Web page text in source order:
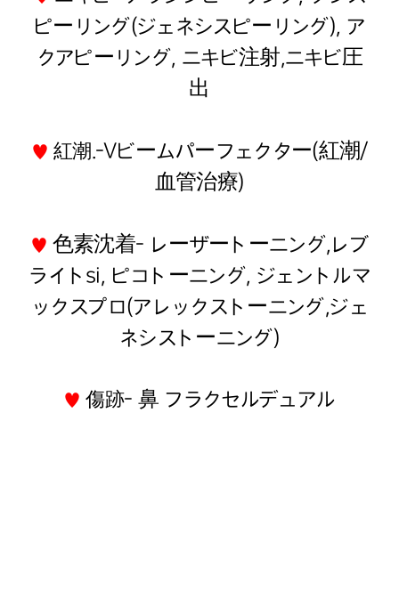
ピーリング(ジェネシスピーリング), ア
クアピーリング, ニキビ注射,ニキビ圧
出
♥ 紅潮.-Vビームパーフェクター(紅潮/
血管治療)
♥ 色素沈着- レーザートーニング,レブ
ライトsi, ピコトーニング, ジェントルマ
ックスプロ(アレックストーニング,ジェ
ネシストーニング)
♥傷跡- 鼻 フラクセルデュアル